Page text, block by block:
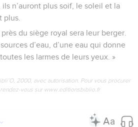
ils n’auront plus soif, le soleil et la
plus.
du siège royal sera leur berger.
d’eau, d’une eau qui donne
les larmes de leurs yeux. »
2000, avec autorisation. Pour vous procurer
vous sur www.editionsbiblio.fr